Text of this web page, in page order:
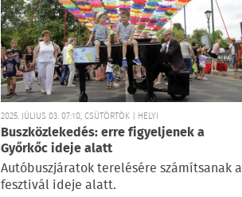
2025. JÚLIUS 03. 07:10, CSÜTÖRTÖK | HELYI
Buszközlekedés: erre figyeljenek a
Győrkőc ideje alatt
Autóbuszjáratok terelésére számítsanak a
fesztivál ideje alatt.